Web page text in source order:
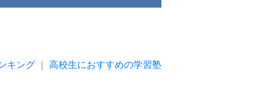
キング 高校生におすすめの学習塾